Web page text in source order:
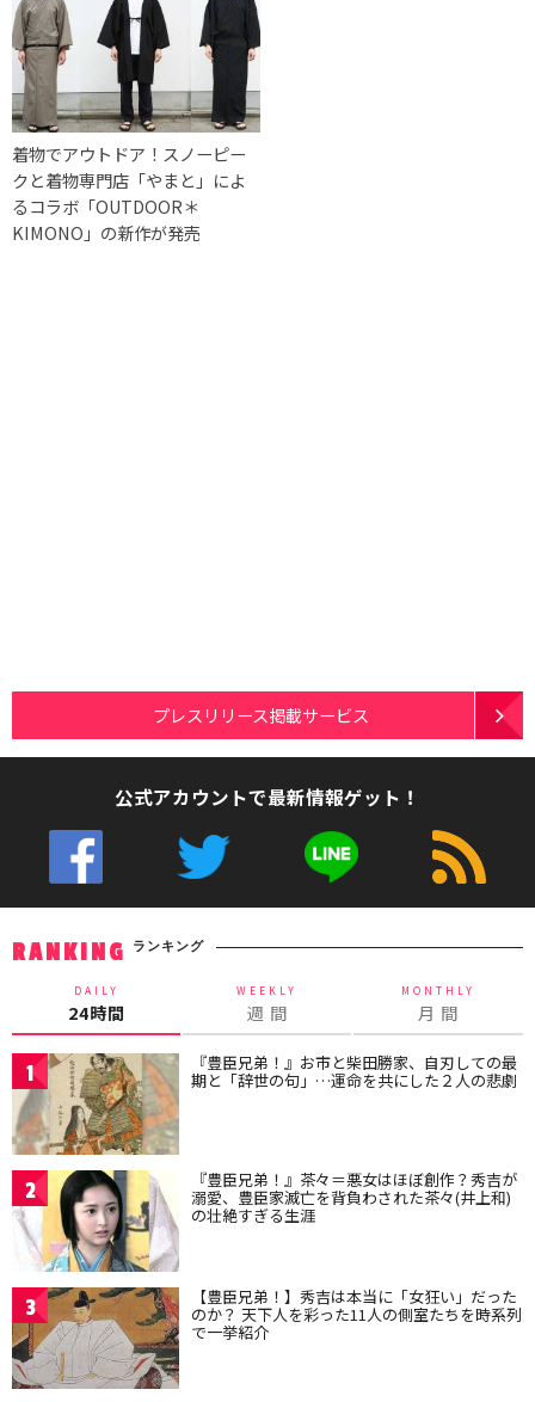
着物でアウトドア！スノーピー
クと着物専門店「やまと」によ
るコラボ「OUTDOOR＊
KIMONO」の新作が発売
プレスリリース掲載サービス
公式アカウントで最新情報ゲット！
RANKING ランキング
DAILY
24時間
WEEKLY
週 間
MONTHLY
月 間
1 『豊臣兄弟！』お市と柴田勝家、自刃しての最
期と「辞世の句」…運命を共にした２人の悲劇
2 『豊臣兄弟！』茶々＝悪女はほぼ創作？秀吉が
溺愛、豊臣家滅亡を背負わされた茶々(井上和)
の壮絶すぎる生涯
3 【豊臣兄弟！】秀吉は本当に「女狂い」だった
のか？ 天下人を彩った11人の側室たちを時系列
で一挙紹介